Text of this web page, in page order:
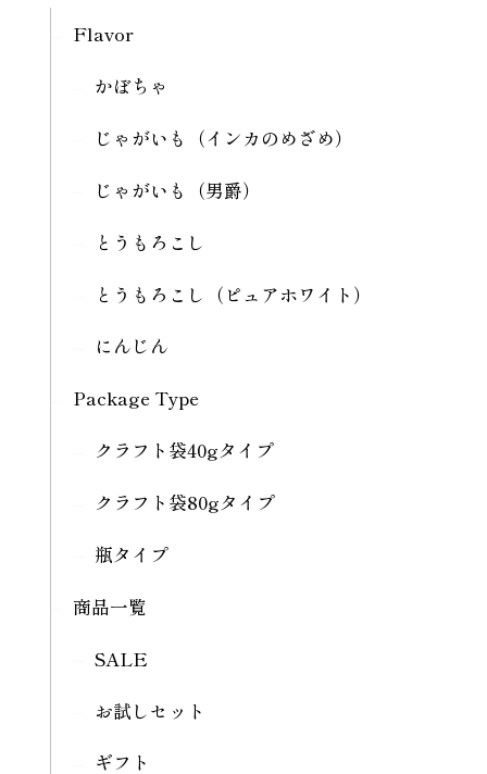
Flavor
かぼちゃ
じゃがいも（インカのめざめ）
じゃがいも（男爵）
とうもろこし
とうもろこし（ピュアホワイト）
にんじん
Package Type
クラフト袋40gタイプ
クラフト袋80gタイプ
瓶タイプ
商品一覧
SALE
お試しセット
ギフト